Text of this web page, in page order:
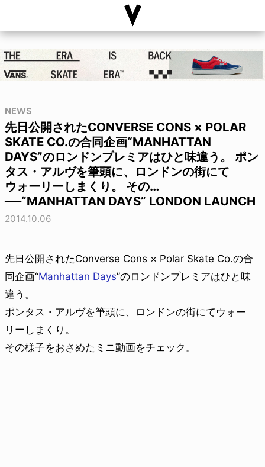
NEWS
先日公開されたCONVERSE CONS × POLAR
SKATE CO.の合同企画“MANHATTAN
DAYS”のロンドンプレミアはひと味違う。 ポン
タス・アルヴを筆頭に、ロンドンの街にて
ウォーリーしまくり。 その…
──“MANHATTAN DAYS” LONDON LAUNCH
2014.10.06
先日公開されたConverse Cons × Polar Skate Co.の合
同企画“Manhattan Days”のロンドンプレミアはひと味
違う。
ポンタス・アルヴを筆頭に、ロンドンの街にてウォー
リーしまくり。
その様子をおさめたミニ動画をチェック。